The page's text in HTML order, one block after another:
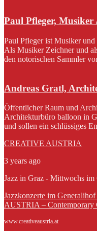
Paul Pfleger, Musiker
Paul Pfleger ist Musiker
Als Musiker Zeichner und
den notorischen Sammler
Andreas Gratl,
Öffentlicher Raum und
Architekturbüro balloon in
und sollen ein schlüssiges
CREATIVE AUSTRIA
3 years ago
Jazz in Graz - Mittwochs im
Jazzkonzerte im
AUSTRIA – Contemporary
www.creativeaustria.at